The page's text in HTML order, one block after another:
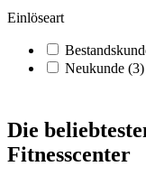
Einlöseart
Neukunde (3)
Die
Fitnesscenter